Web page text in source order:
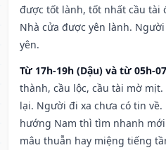
được tốt lành, tốt nhất cầu tài
Nhà cửa được yên lành.
yên.
Từ 17h-19h (Dậu) và từ 05h-
thành, cầu lộc, cầu tài mờ
lại. Người đi xa chưa có tin
hướng Nam thì tìm nhanh
mâu thuẫn hay miệng tiếng